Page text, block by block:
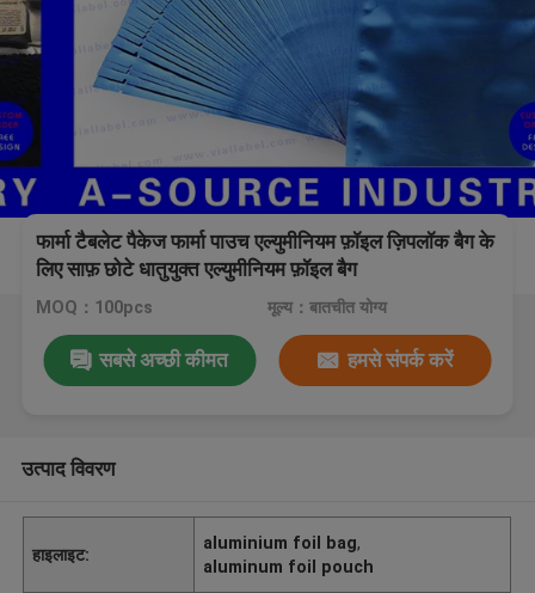
फार्मा टैबलेट पैकेज फार्मा पाउच एल्युमीनियम फ़ॉइल ज़िपलॉक बैग के
लिए साफ़ छोटे धातुयुक्त एल्युमीनियम फ़ॉइल बैग
MOQ：100pcs मूल्य：बातचीत योग्य
सबसे अच्छी कीमत हमसे संपर्क करें
उत्पाद विवरण
हाइलाइट:
aluminium foil bag,
aluminum foil pouch